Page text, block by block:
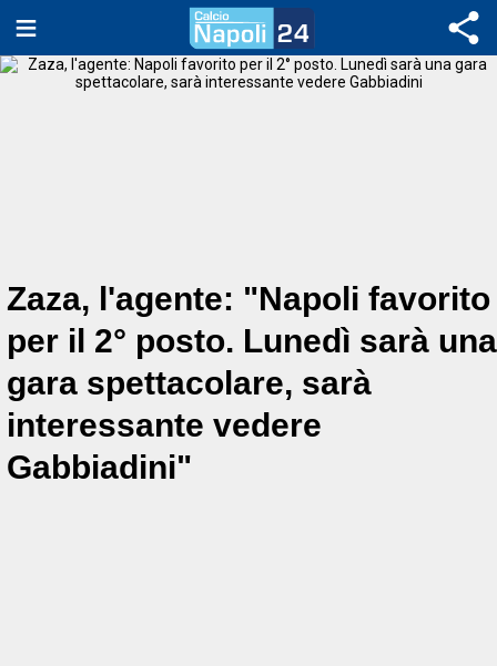
Zaza, l'agente: "Napoli favorito
per il 2° posto. Lunedì sarà una
gara spettacolare, sarà
interessante vedere
Gabbiadini"